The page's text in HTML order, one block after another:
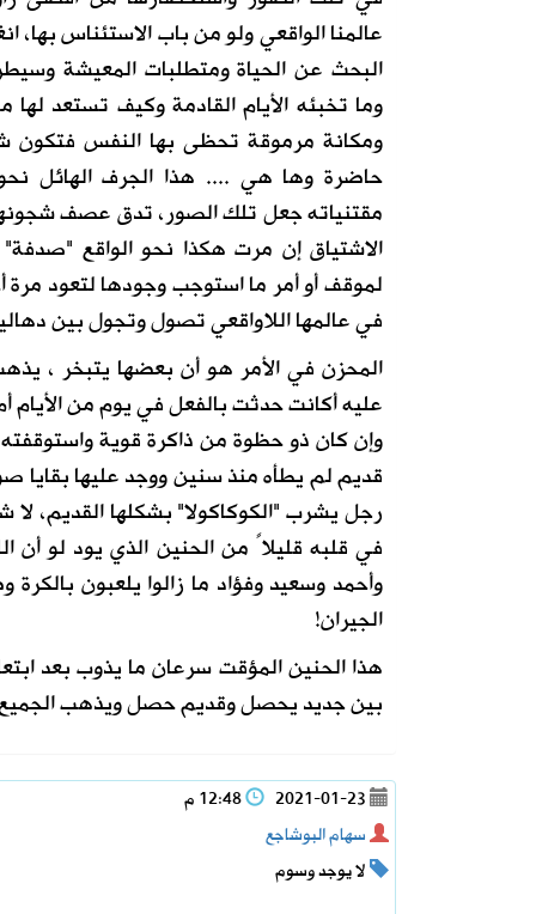
عالمنا الواقعي ولو من باب الاستئناس
البحث عن الحياة ومتطلبات المعيشة
وما تخبئه الأيام القادمة وكيف تستعد لها
ومكانة مرموقة تحظى بها النفس فتكون
حاضرة وها هي .... هذا الجرف الهائل
مقتنياته جعل تلك الصور، تدق عصف
الاشتياق إن مرت هكذا نحو الواقع
لموقف أو أمر ما استوجب وجودها لتعود مرة
في عالمها اللاواقعي تصول وتجول بين
المحزن في الأمر هو أن بعضها يتبخر ،
عليه أكانت حدثت بالفعل في يوم من الأيام
وإن كان ذو حظوة من ذاكرة قوية
قديم لم يطأه منذ سنين ووجد عليها بقايا
رجل يشرب "الكوكاكولا" بشكلها القديم،
في قلبه قليلاً من الحنين الذي يود لو أن
وأحمد وسعيد وفؤاد ما زالوا يلعبون
الجيران!
هذا الحنين المؤقت سرعان ما يذوب بعد
بين جديد يحصل وقديم حصل ويذهب الجميع
2021-01-23
سهام البوشاجع
لا يوجد وسوم